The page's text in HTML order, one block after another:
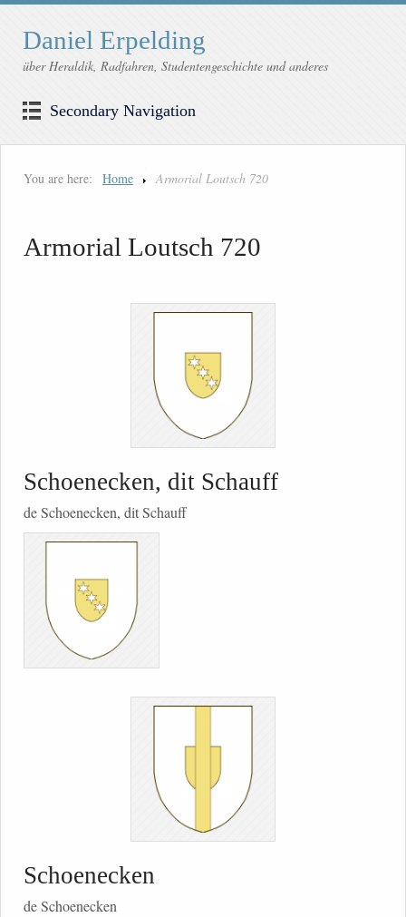
Daniel Erpelding
über Heraldik, Radfahren, Studentengeschichte und anderes
Secondary Navigation
You are here: Home Armorial Loutsch 720
Armorial Loutsch 720
Schoenecken, dit Schauff
de Schoenecken, dit Schauff
Schoenecken
de Schoenecken